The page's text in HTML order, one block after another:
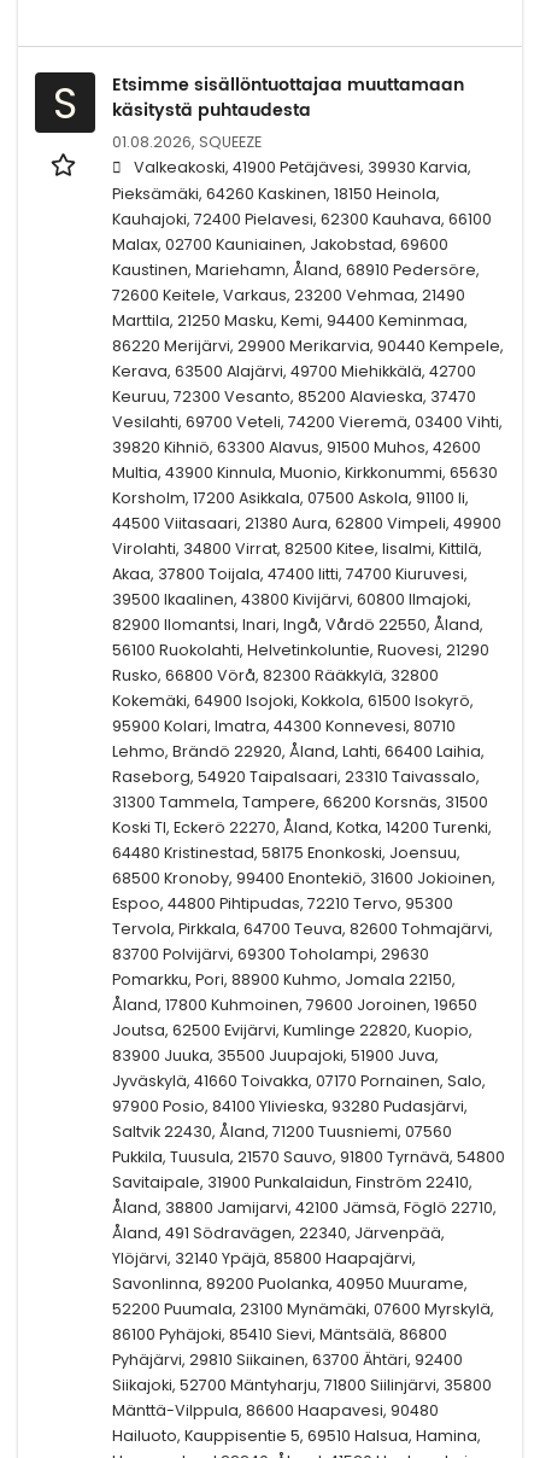
S
Etsimme sisällöntuottajaa muuttamaan
käsitystä puhtaudesta
01.08.2026, SQUEEZE
Valkeakoski, 41900 Petäjävesi, 39930 Karvia,
Pieksämäki, 64260 Kaskinen, 18150 Heinola,
Kauhajoki, 72400 Pielavesi, 62300 Kauhava, 66100
Malax, 02700 Kauniainen, Jakobstad, 69600
Kaustinen, Mariehamn, Åland, 68910 Pedersöre,
72600 Keitele, Varkaus, 23200 Vehmaa, 21490
Marttila, 21250 Masku, Kemi, 94400 Keminmaa,
86220 Merijärvi, 29900 Merikarvia, 90440 Kempele,
Kerava, 63500 Alajärvi, 49700 Miehikkälä, 42700
Keuruu, 72300 Vesanto, 85200 Alavieska, 37470
Vesilahti, 69700 Veteli, 74200 Vieremä, 03400 Vihti,
39820 Kihniö, 63300 Alavus, 91500 Muhos, 42600
Multia, 43900 Kinnula, Muonio, Kirkkonummi, 65630
Korsholm, 17200 Asikkala, 07500 Askola, 91100 Ii,
44500 Viitasaari, 21380 Aura, 62800 Vimpeli, 49900
Virolahti, 34800 Virrat, 82500 Kitee, Iisalmi, Kittilä,
Akaa, 37800 Toijala, 47400 Iitti, 74700 Kiuruvesi,
39500 Ikaalinen, 43800 Kivijärvi, 60800 Ilmajoki,
82900 Ilomantsi, Inari, Ingå, Vårdö 22550, Åland,
56100 Ruokolahti, Helvetinkoluntie, Ruovesi, 21290
Rusko, 66800 Vörå, 82300 Rääkkylä, 32800
Kokemäki, 64900 Isojoki, Kokkola, 61500 Isokyrö,
95900 Kolari, Imatra, 44300 Konnevesi, 80710
Lehmo, Brändö 22920, Åland, Lahti, 66400 Laihia,
Raseborg, 54920 Taipalsaari, 23310 Taivassalo,
31300 Tammela, Tampere, 66200 Korsnäs, 31500
Koski Tl, Eckerö 22270, Åland, Kotka, 14200 Turenki,
64480 Kristinestad, 58175 Enonkoski, Joensuu,
68500 Kronoby, 99400 Enontekiö, 31600 Jokioinen,
Espoo, 44800 Pihtipudas, 72210 Tervo, 95300
Tervola, Pirkkala, 64700 Teuva, 82600 Tohmajärvi,
83700 Polvijärvi, 69300 Toholampi, 29630
Pomarkku, Pori, 88900 Kuhmo, Jomala 22150,
Åland, 17800 Kuhmoinen, 79600 Joroinen, 19650
Joutsa, 62500 Evijärvi, Kumlinge 22820, Kuopio,
83900 Juuka, 35500 Juupajoki, 51900 Juva,
Jyväskylä, 41660 Toivakka, 07170 Pornainen, Salo,
97900 Posio, 84100 Ylivieska, 93280 Pudasjärvi,
Saltvik 22430, Åland, 71200 Tuusniemi, 07560
Pukkila, Tuusula, 21570 Sauvo, 91800 Tyrnävä, 54800
Savitaipale, 31900 Punkalaidun, Finström 22410,
Åland, 38800 Jamijarvi, 42100 Jämsä, Föglö 22710,
Åland, 491 Södravägen, 22340, Järvenpää,
Ylöjärvi, 32140 Ypäjä, 85800 Haapajärvi,
Savonlinna, 89200 Puolanka, 40950 Muurame,
52200 Puumala, 23100 Mynämäki, 07600 Myrskylä,
86100 Pyhäjoki, 85410 Sievi, Mäntsälä, 86800
Pyhäjärvi, 29810 Siikainen, 63700 Ähtäri, 92400
Siikajoki, 52700 Mäntyharju, 71800 Siilinjärvi, 35800
Mänttä-Vilppula, 86600 Haapavesi, 90480
Hailuoto, Kauppisentie 5, 69510 Halsua, Hamina,